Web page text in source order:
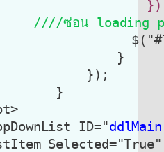
////ซ่อน loading
}
});
}
ID="ddlMain
Selected="True"